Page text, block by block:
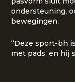
ondersteuning,
bewegingen.
“Deze sport-bh
met pads, en hij